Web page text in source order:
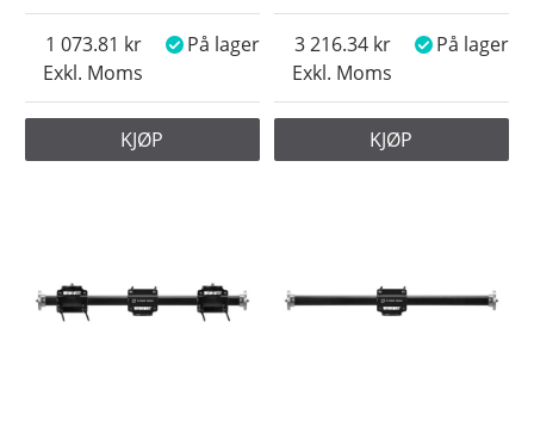
Exkl. Moms
1 073.81 På lager
KJØP
Exkl. Moms
3 216.34 På lager
KJØP